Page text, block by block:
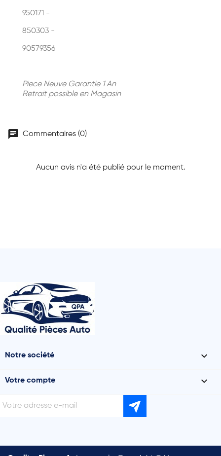
950171 -
850303 -
90579356
Piece Neuve Garantie 1 An
Retrait possible en Magasin
chat Commentaires (0)
Aucun avis n'a été publié pour le moment.
Notre société 
Votre compte 